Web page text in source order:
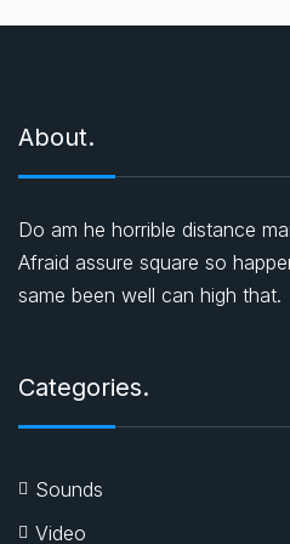
About.
Do am he horrible distance
Afraid assure square so
same been well can high that.
Categories.
Sounds
Video